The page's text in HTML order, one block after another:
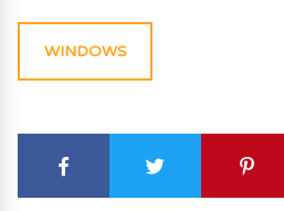
WINDOWS